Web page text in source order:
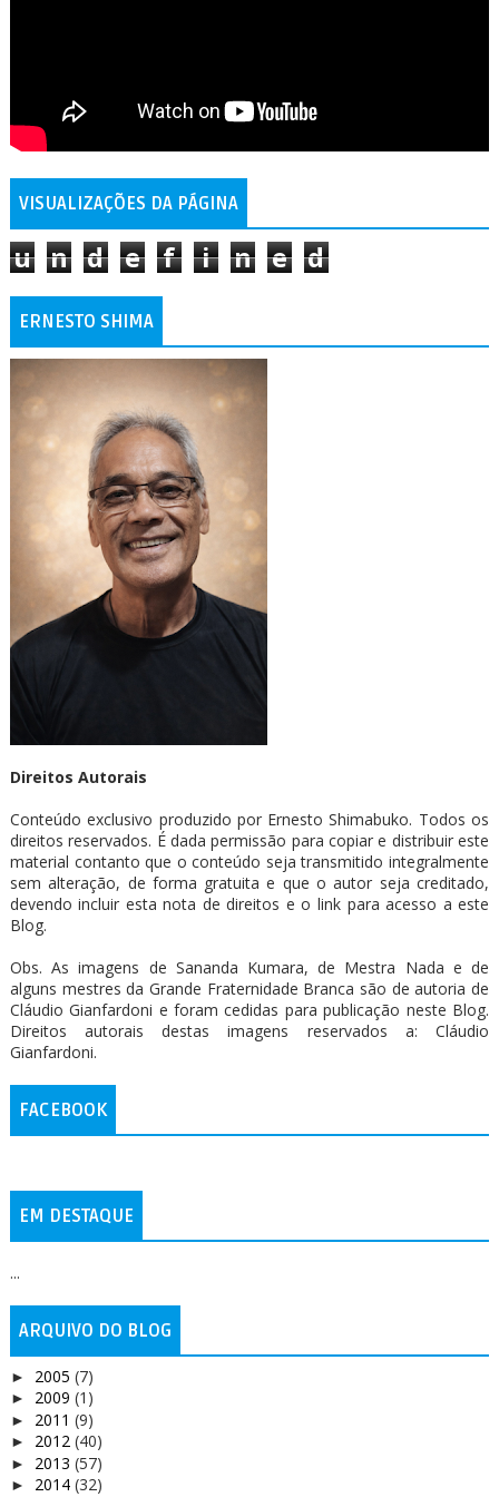
VISUALIZAÇÕES DA PÁGINA
u n d e f i n e d
ERNESTO SHIMA
Direitos Autorais
Conteúdo exclusivo produzido por Ernesto Shimabuko. Todos os
direitos reservados. É dada permissão para copiar e distribuir este
material contanto que o conteúdo seja transmitido integralmente
sem alteração, de forma gratuita e que o autor seja creditado,
devendo incluir esta nota de direitos e o link para acesso a este
Blog.
Obs. As imagens de Sananda Kumara, de Mestra Nada e de
alguns mestres da Grande Fraternidade Branca são de autoria de
Cláudio Gianfardoni e foram cedidas para publicação neste Blog.
Direitos autorais destas imagens reservados a: Cláudio
Gianfardoni.
FACEBOOK
EM DESTAQUE
...
ARQUIVO DO BLOG
► 2005 (7)
► 2009 (1)
► 2011 (9)
► 2012 (40)
► 2013 (57)
► 2014 (32)